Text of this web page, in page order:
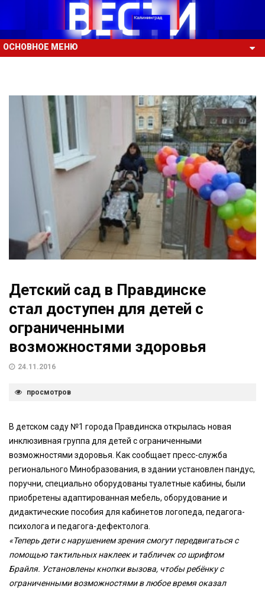
ОСНОВНОЕ МЕНЮ
Детский сад в Правдинске
стал доступен для детей с
ограниченными
возможностями здоровья
24.11.2016
просмотров
В детском саду №1 города Правдинска открылась новая
инклюзивная группа для детей с ограниченными
возможностями здоровья. Как сообщает пресс-служба
регионального Минобразования, в здании установлен пандус,
поручни, специально оборудованы туалетные кабины, были
приобретены адаптированная мебель, оборудование и
дидактические пособия для кабинетов логопеда, педагога-
психолога и педагога-дефектолога.
«Теперь дети с нарушением зрения смогут передвигаться с
помощью тактильных наклеек и табличек со шрифтом
Брайля. Установлены кнопки вызова, чтобы ребёнку с
ограниченными возможностями в любое время оказал